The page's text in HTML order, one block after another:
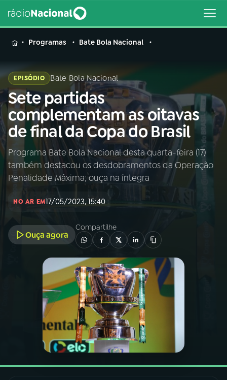
MENU
Buscar
na
Rádio
Nacional
Buscar
AO VIVO
INÍCIO
PROGRAMAS
PODCASTS
VIDEOCASTS
Programas Bate Bola Nacional
EPISÓDIO Bate Bola Nacional
Sete partidas
complementam as oitavas
de final da Copa do Brasil
Programa Bate Bola Nacional desta quarta-feira (17)
também destacou os desdobramentos da Operação
Penalidade Máxima; ouça na íntegra
NO AR EM17/05/2023, 15:40
Ouça agora
Compartilhe